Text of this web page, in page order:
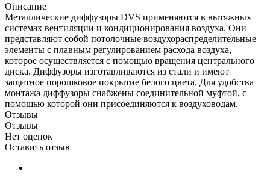
Описание
Металлические диффузоры DVS применяются в вытяжных
системах вентиляции и кондиционирования воздуха. Они
представляют собой потолочные воздухораспределительные
элементы с плавным регулированием расхода воздуха,
которое осуществляется с помощью вращения центрального
диска. Диффузоры изготавливаются из стали и имеют
защитное порошковое покрытие белого цвета. Для удобства
монтажа диффузоры снабжены соединительной муфтой, с
помощью которой они присоединяются к воздуховодам.
Отзывы
Отзывы
Нет оценок
Оставить отзыв